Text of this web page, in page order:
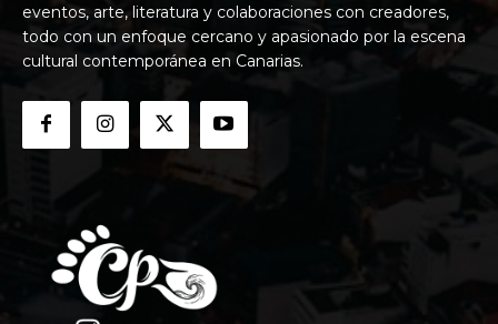
eventos, arte, literatura y colaboraciones con creadores,
todo con un enfoque cercano y apasionado por la escena
cultural contemporánea en Canarias.